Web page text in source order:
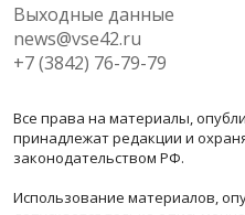
Выходные данные
news@vse42.ru
+7 (3842) 76-79-79
Все права на материалы,
принадлежат редакции и
законодательством РФ.
Использование материалов,